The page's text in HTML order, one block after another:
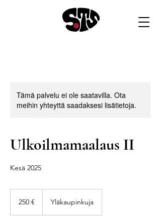
Tämä palvelu ei ole saatavilla. Ota
meihin yhteyttä saadaksesi lisätietoja.
Ulkoilmamaalaus II
Kesä 2025
250 € Yläkaupinkuja